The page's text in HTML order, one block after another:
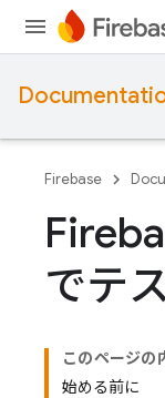
Firebase
でテ
このページの
始める前に